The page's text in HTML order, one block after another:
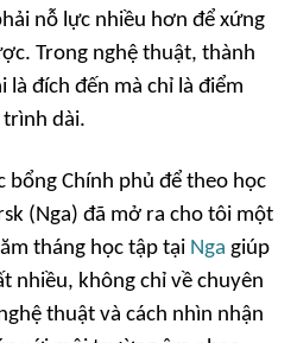
nỗ lực nhiều hơn để xứng
Trong nghệ thuật, thành
đích đến mà chỉ là điểm
dài.
bổng Chính phủ để theo học
(Nga) đã mở ra cho tôi một
tháng học tập tại Nga giúp
nhiều, không chỉ về chuyên
thuật và cách nhìn nhận